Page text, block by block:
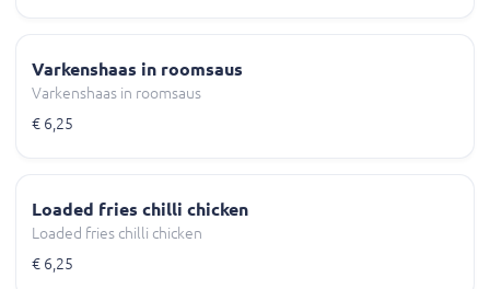
Varkenshaas in roomsaus
Varkenshaas in roomsaus
€ 6,25
Loaded fries chilli chicken
Loaded fries chilli chicken
€ 6,25